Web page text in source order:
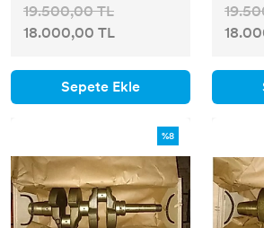
19.500,00 TL
18.000,00 TL
Sepete Ekle
%8